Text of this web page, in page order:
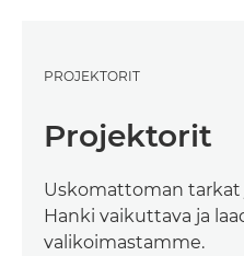
PROJEKTORIT
Projektorit
Uskomattoman tarkat
Hanki vaikuttava ja
valikoimastamme.